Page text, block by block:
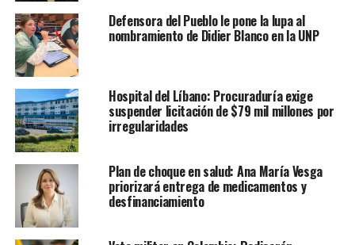
Defensora del Pueblo le pone la lupa al
nombramiento de Didier Blanco en la UNP
Hospital del Líbano: Procuraduría exige
suspender licitación de $79 mil millones por
irregularidades
Plan de choque en salud: Ana María Vesga
priorizará entrega de medicamentos y
desfinanciamiento